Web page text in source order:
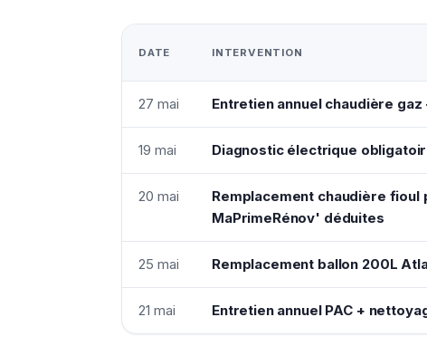
DATE INTERVENTION
27 mai Entretien annuel chaudière gaz
19 mai Diagnostic électrique
20 mai
Remplacement chaudière fioul
MaPrimeRénov' déduites
25 mai Remplacement ballon 200L
21 mai Entretien annuel PAC +